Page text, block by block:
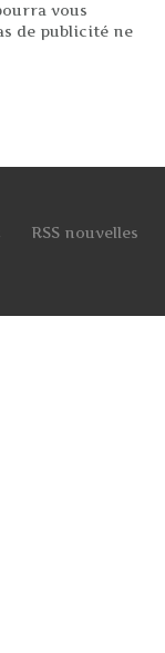
vous
de publicité ne
RSS nouvelles